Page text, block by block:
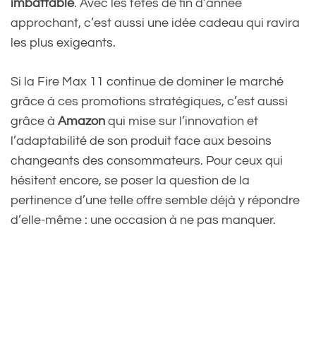
imbattable. Avec les fêtes de fin d’année
approchant, c’est aussi une idée cadeau qui ravira
les plus exigeants.
Si la Fire Max 11 continue de dominer le marché
grâce à ces promotions stratégiques, c’est aussi
grâce à Amazon qui mise sur l’innovation et
l’adaptabilité de son produit face aux besoins
changeants des consommateurs. Pour ceux qui
hésitent encore, se poser la question de la
pertinence d’une telle offre semble déjà y répondre
d’elle-même : une occasion à ne pas manquer.